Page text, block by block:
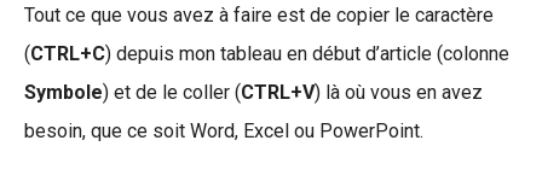
Tout ce que vous avez à faire est de copier le caractère
(CTRL+C) depuis mon tableau en début d’article (colonne
Symbole) et de le coller (CTRL+V) là où vous en avez
besoin, que ce soit Word, Excel ou PowerPoint.